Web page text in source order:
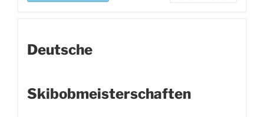
Deutsche
Skibobmeisterschaften